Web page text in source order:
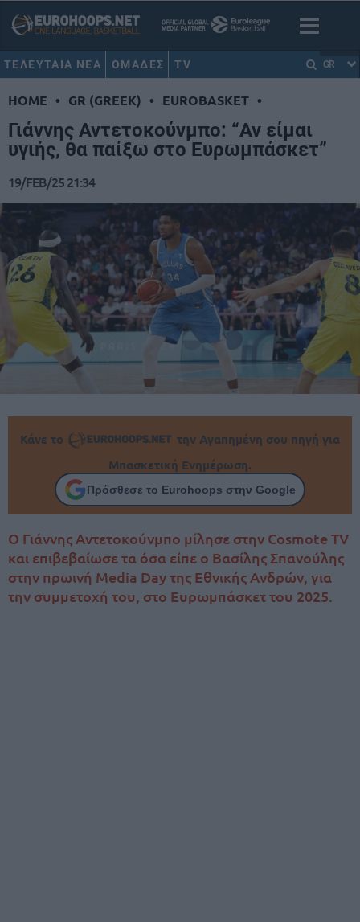
ΤΕΛΕΥΤΑΙΑ ΝΕΑ ΟΜΑΔΕΣ TV GR
HOME • GR (GREEK) • EUROBASKET •
Γιάννης Αντετοκούνμπο: “Αν είμαι
υγιής, θα παίξω στο Ευρωμπάσκετ”
19/FEB/25 21:34
Κάνε το
την Αγαπημένη σου πηγή για
Μπασκετική Ενημέρωση.
Πρόσθεσε το Eurohoops στην Google
Ο Γιάννης Αντετοκούνμπο μίλησε στην Cosmote TV
και επιβεβαίωσε τα όσα είπε ο Βασίλης Σπανούλης
στην πρωινή Media Day της Εθνικής Ανδρών, για
την συμμετοχή του, στο Ευρωμπάσκετ του 2025.